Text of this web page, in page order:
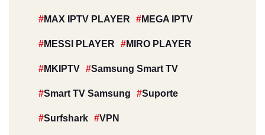
MAX IPTV PLAYER MEGA IPTV
MESSI PLAYER MIRO PLAYER
MKIPTV Samsung Smart TV
Smart TV Samsung Suporte
Surfshark VPN